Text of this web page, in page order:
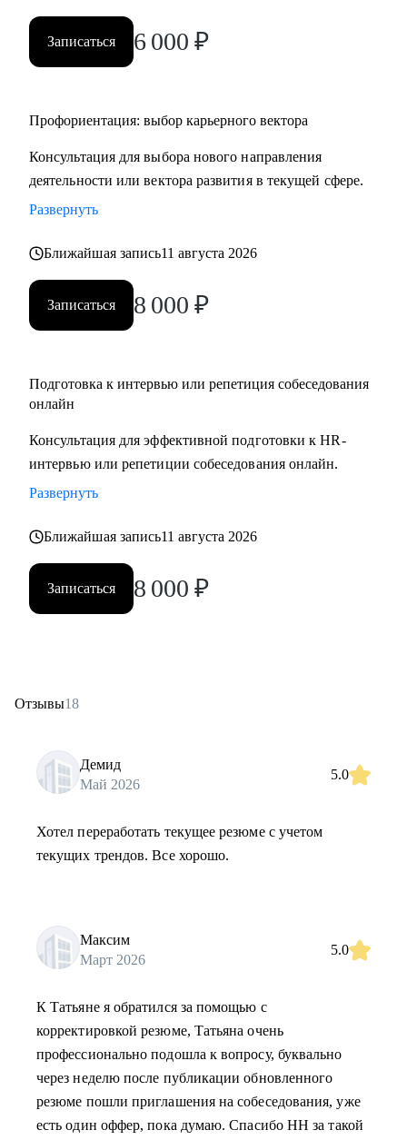
• HR и рекрутерам
• Специалистам в продажах и развитии бизнеса
Записаться 6 000 ₽
Профориентация: выбор карьерного вектора
Консультация для выбора нового направления
деятельности или вектора развития в текущей сфере.
Развернуть
Ближайшая запись11 августа 2026
Записаться 8 000 ₽
Подготовка к интервью или репетиция собеседования
онлайн
Консультация для эффективной подготовки к HR-
интервью или репетиции собеседования онлайн.
Развернуть
Ближайшая запись11 августа 2026
Записаться 8 000 ₽
Отзывы18
Демид
Май 2026
5.0
Хотел переработать текущее резюме с учетом
текущих трендов. Все хорошо.
Максим
Март 2026
5.0
К Татьяне я обратился за помощью с
корректировкой резюме, Татьяна очень
профессионально подошла к вопросу, буквально
через неделю после публикации обновленного
резюме пошли приглашения на собеседования, уже
есть один оффер, пока думаю. Спасибо HH за такой